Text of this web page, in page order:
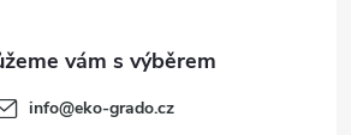
info@eko-grado.cz